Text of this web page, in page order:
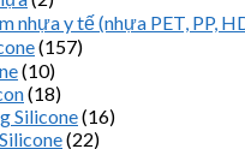
nhựa y tế (nhựa PET, PP,
(157)
(10)
(18)
Silicone(16)
(22)